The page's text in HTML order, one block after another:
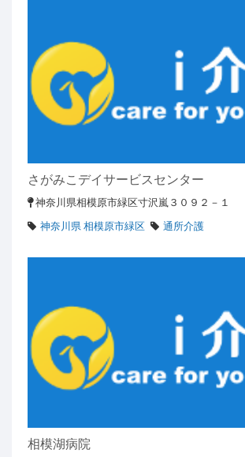
さがみこデイサービスセンター
神奈川県相模原市緑区寸沢嵐３０９２－１
神奈川県 相模原市緑区
通所介護
相模湖病院